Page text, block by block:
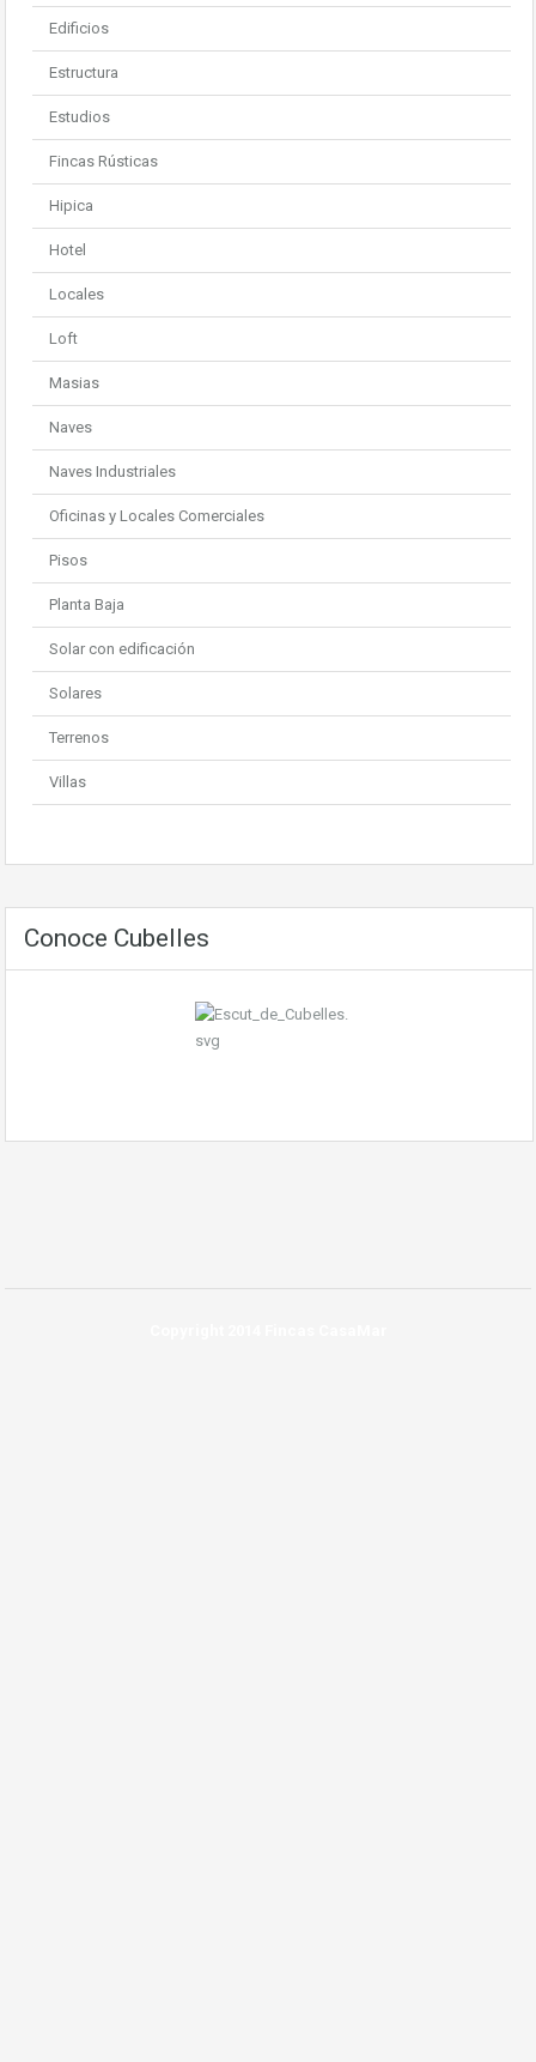
Edificios
Estructura
Estudios
Fincas Rústicas
Hipica
Hotel
Locales
Loft
Masias
Naves
Naves Industriales
Oficinas y Locales Comerciales
Pisos
Planta Baja
Solar con edificación
Solares
Terrenos
Villas
Conoce Cubelles